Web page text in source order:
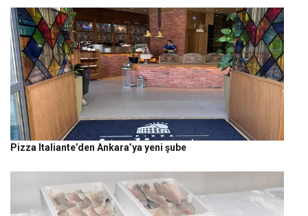
Pizza Italiante’den Ankara’ya yeni şube